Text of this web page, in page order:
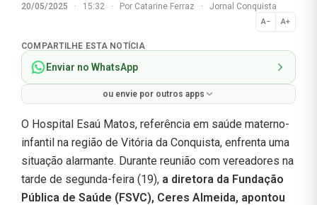
20/05/2025 · 15:32 · Por Catarine Ferraz · Jornal Conquista
A− A+
Normal
COMPARTILHE ESTA NOTÍCIA
Enviar no WhatsApp
ou envie por outros apps
O Hospital Esaú Matos, referência em saúde materno-
infantil na região de Vitória da Conquista, enfrenta uma
situação alarmante. Durante reunião com vereadores na
tarde de segunda-feira (19), a diretora da Fundação
Pública de Saúde (FSVC), Ceres Almeida, apontou